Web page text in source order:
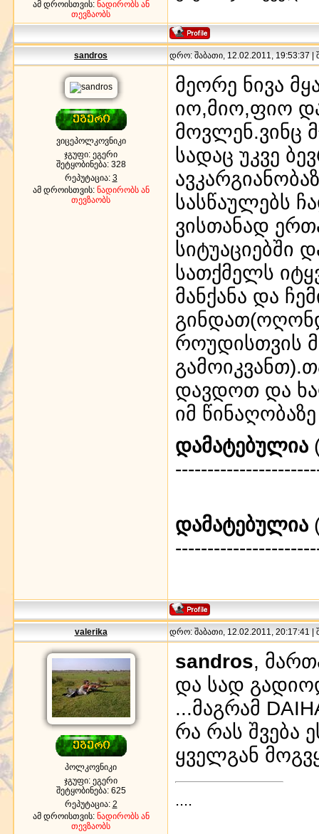
ამ დროისთვის: ნადირობს ან
თევზაობს
sandros დრო: შაბათი, 12.02.2011, 19:53:37 |
ვიცეპოლკოვნიკი
ჯგუფი: ეგერი
შეტყობინება: 328
რეპუტაცია: 3
ამ დროისთვის: ნადირობს ან
თევზაობს
მეორე ნივა
იო,მიო,ფიო
მოვლენ.ვინც
სადაც უკვე
სასწაულებს
ვისთანად
სიტუაციებში
სათქმელს
მანქანა და
როუდისთვის
დავდოთ და
იმ
დამატებულია
დამატებულია
valerika დრო: შაბათი, 12.02.2011, 20:17:41 |
პოლკოვნიკი
ჯგუფი: ეგერი
შეტყობინება: 625
რეპუტაცია: 2
ამ დროისთვის: ნადირობს ან
თევზაობს
sandros,
და სად
...მაგრამ
რა რას შვება
ყველგან
....